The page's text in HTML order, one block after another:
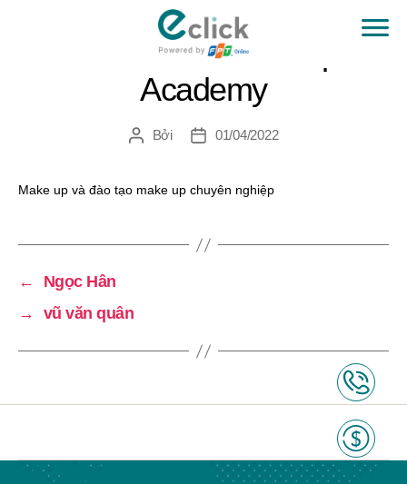
Nhím nước Makeup
Academy
TácBởi
Ngày01/04/2022
Make up và đào tạo make up chuyên nghiệp
←
Ngọc Hân
→
vũ văn quân